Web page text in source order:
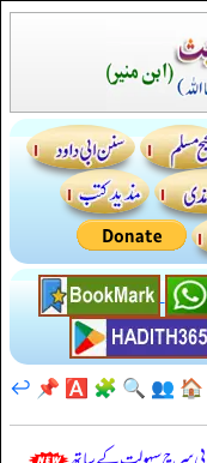
🏠
👥
🔍
🧩
🅰️
📌
↩️